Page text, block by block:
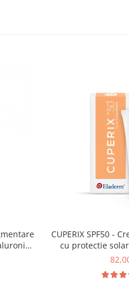
CUPERIX SPF50 -